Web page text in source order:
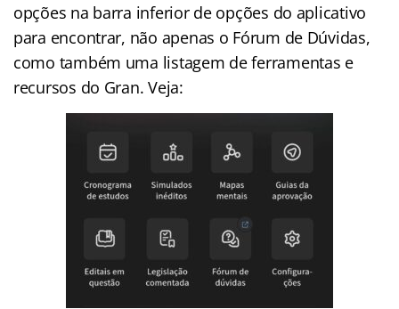
opções na barra inferior de opções do aplicativo
para encontrar, não apenas o Fórum de Dúvidas,
como também uma listagem de ferramentas e
recursos do Gran. Veja: